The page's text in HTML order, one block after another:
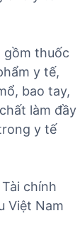
gồm thuốc
y tế,
bao tay,
làm đầy
y tế
chính
Việt Nam